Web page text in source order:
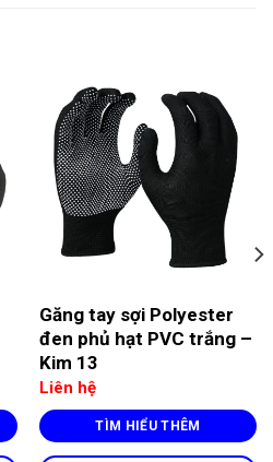
Găng tay sợi Polyester
đen phủ hạt PVC trắng –
Kim 13
Liên hệ
TÌM HIỂU THÊM